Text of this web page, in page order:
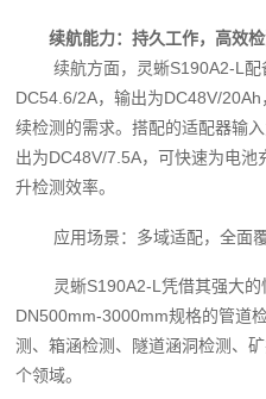
续航能力：持久工作，高效检
续航方面，灵蜥S190A2-L
DC54.6/2A，输出为DC48V/
续检测的需求。搭配的适配器输
出为DC48V/7.5A，可快速为电
升检测效率。
应用场景：多域适配，全面
灵蜥S190A2-L凭借其强大
DN500mm-3000mm规格的管道
测、箱涵检测、隧道涵洞检测、
个领域。